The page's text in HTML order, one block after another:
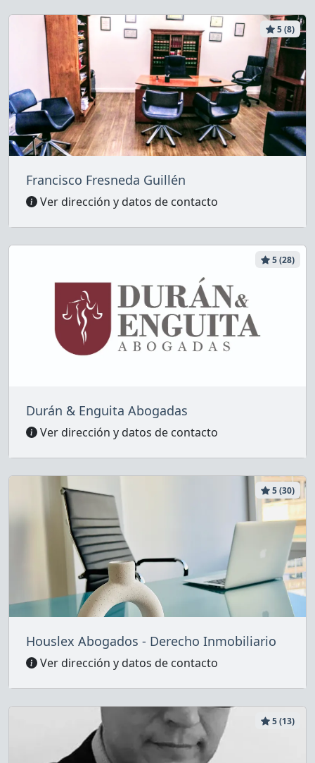
5 (8)
Francisco Fresneda Guillén
Ver dirección y datos de contacto
5 (28)
Durán & Enguita Abogadas
Ver dirección y datos de contacto
5 (30)
Houslex Abogados - Derecho Inmobiliario
Ver dirección y datos de contacto
5 (13)